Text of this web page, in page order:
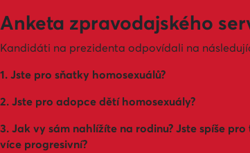
Anketa zpravodajského
Kandidáti na prezidenta odpovídali na
1. Jste pro sňatky homosexuálů?
2. Jste pro adopce dětí homosexuály?
3. Jak vy sám nahlížíte na rodinu? Jste spíše
více progresivní?